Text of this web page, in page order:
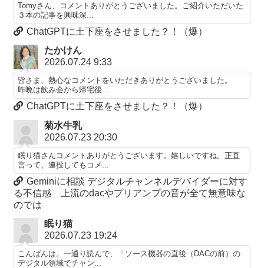
Tomyさん、コメントありがとうございました。ご紹介いただいた
３本の記事を興味深...
ChatGPTに土下座をさせました？！（爆）
たかけん
2026.07.24 9:33
皆さま、熱心なコメントをいただきありがとうございました。
昨晩は飲み会から帰宅後...
ChatGPTに土下座をさせました？！（爆）
菊水牛乳
2026.07.23 20:30
眠り猫さんコメントありがとうございます。嬉しいですね。正直
言って、連投してもコメ...
Geminiに相談 デジタルチャンネルデバイダーに対す
る不信感 上流のdacやプリアンプの音が全て無意味な
のでは
眠り猫
2026.07.23 19:24
こんばんは。一通り読んで、「ソース機器の直後（DACの前）の
デジタル領域でチャン...